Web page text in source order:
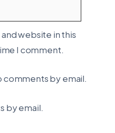
website in this
I comment.
by email.
by email.